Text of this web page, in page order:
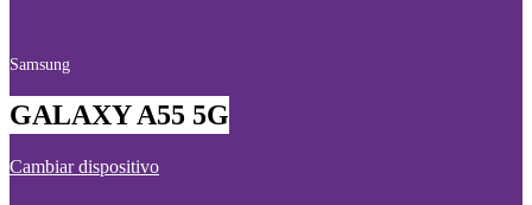
Samsung
GALAXY A55 5G
Cambiar dispositivo